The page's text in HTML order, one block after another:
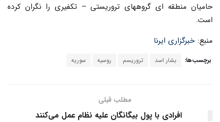
حامیان منطقه ای گروههای تروریستی – تکفیری را نگران کرده
است.
منبع: خبرگزاری ایرنا
برچسب‌ها: بشار اسد تروریسم روسیه سوریه
مطلب قبلی
افرادی با پول بیگانگان علیه نظام عمل می‌کنند